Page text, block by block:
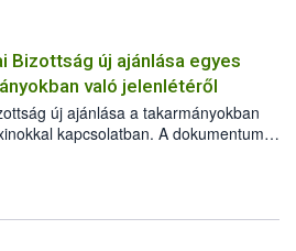
Bizottság új ajánlása egyes
való jelenlétéről
új ajánlása a takarmányokban
kapcsolatban. A dokumentum
írja elő, és a jelenleg
lép.